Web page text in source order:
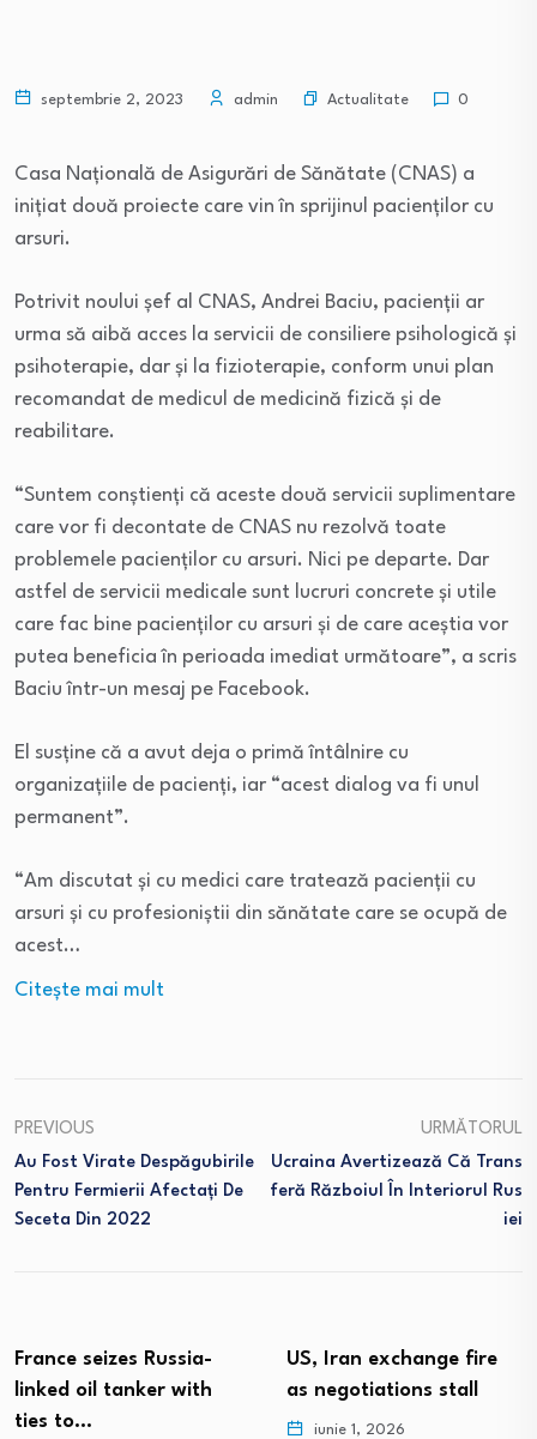
septembrie 2, 2023 admin Actualitate 0
Casa Națională de Asigurări de Sănătate (CNAS) a
inițiat două proiecte care vin în sprijinul pacienților cu
arsuri.
Potrivit noului șef al CNAS, Andrei Baciu, pacienții ar
urma să aibă acces la servicii de consiliere psihologică și
psihoterapie, dar și la fizioterapie, conform unui plan
recomandat de medicul de medicină fizică și de
reabilitare.
“Suntem conștienți că aceste două servicii suplimentare
care vor fi decontate de CNAS nu rezolvă toate
problemele pacienților cu arsuri. Nici pe departe. Dar
astfel de servicii medicale sunt lucruri concrete și utile
care fac bine pacienților cu arsuri și de care aceștia vor
putea beneficia în perioada imediat următoare”, a scris
Baciu într-un mesaj pe Facebook.
El susține că a avut deja o primă întâlnire cu
organizațiile de pacienți, iar “acest dialog va fi unul
permanent”.
“Am discutat și cu medici care tratează pacienții cu
arsuri și cu profesioniștii din sănătate care se ocupă de
acest…
Citeşte mai mult
PREVIOUS
Au Fost Virate Despăgubirile
Pentru Fermierii Afectați De
Seceta Din 2022
URMĂTORUL
Ucraina Avertizează Că Trans
Feră Războiul În Interiorul Rus
Iei
France seizes Russia-
linked oil tanker with
ties to…
US, Iran exchange fire
as negotiations stall
iunie 1, 2026